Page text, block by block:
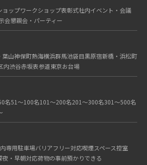
ョップワークショップ表彰式社内イベント・会議
会懇親会・パーティー
葉山神保町熱海横浜群馬池袋目黒原宿新橋・浜松町
内渋谷赤坂表参道東京お台場
名51〜100名101〜200名201〜300名301〜500名
専用駐車場バリアフリー対応喫煙スペース控室
夜・早朝対応荷物の事前預かりできる